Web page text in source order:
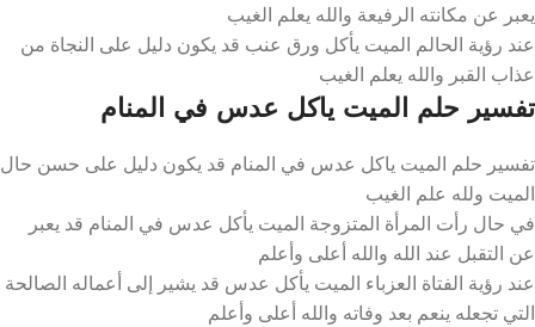
يعبر عن مكانته الرفيعة والله يعلم الغيب
عند رؤية الحالم الميت يأكل ورق عنب قد يكون دليل على النجاة من
عذاب القبر والله يعلم الغيب
تفسير حلم الميت ياكل عدس في المنام
تفسير حلم الميت ياكل عدس في المنام قد يكون دليل على حسن حال
الميت ولله علم الغيب
في حال رأت المرأة المتزوجة الميت يأكل عدس في المنام قد يعبر
عن التقبل عند الله والله أعلى وأعلم
عند رؤية الفتاة العزباء الميت يأكل عدس قد يشير إلى أعماله الصالحة
التي تجعله ينعم بعد وفاته والله أعلى وأعلم